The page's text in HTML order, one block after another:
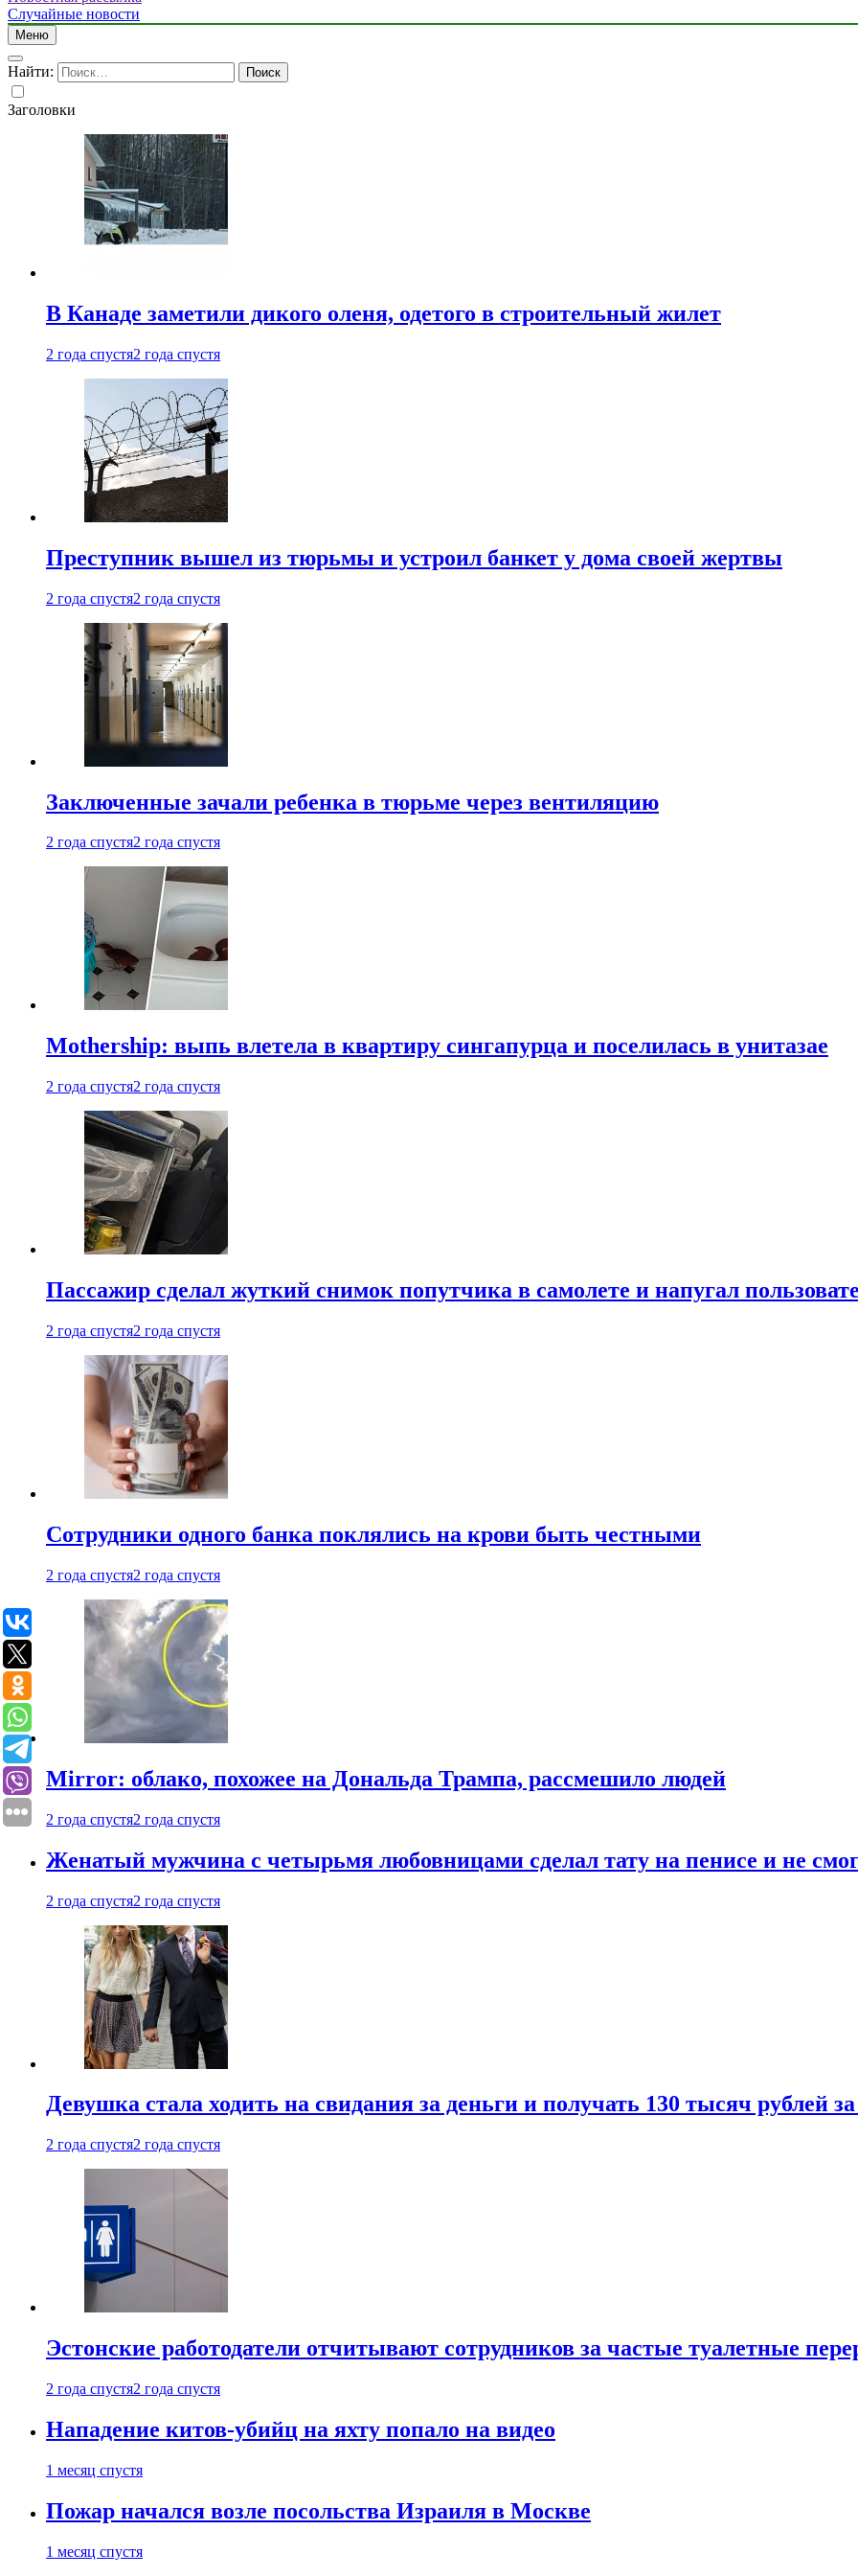
Случайные новости
Меню
Найти:
Заголовки
В Канаде заметили дикого оленя, одетого в строительный жилет
2 года спустя2 года спустя
Преступник вышел из тюрьмы и устроил банкет у дома своей жертвы
2 года спустя2 года спустя
Заключенные зачали ребенка в тюрьме через вентиляцию
2 года спустя2 года спустя
Mothership: выпь влетела в квартиру сингапурца и поселилась в унитазае
2 года спустя2 года спустя
Пассажир сделал жуткий снимок попутчика в самолете и напугал
2 года спустя2 года спустя
Сотрудники одного банка поклялись на крови быть честными
2 года спустя2 года спустя
Mirror: облако, похожее на Дональда Трампа, рассмешило людей
2 года спустя2 года спустя
Женатый мужчина с четырьмя любовницами сделал тату на пенисе и не
2 года спустя2 года спустя
Девушка стала ходить на свидания за деньги и получать 130 тысяч рублей
2 года спустя2 года спустя
Эстонские работодатели отчитывают сотрудников за частые туалетные
2 года спустя2 года спустя
Нападение китов-убийц на яхту попало на видео
1 месяц спустя
Пожар начался возле посольства Израиля в Москве
1 месяц спустя